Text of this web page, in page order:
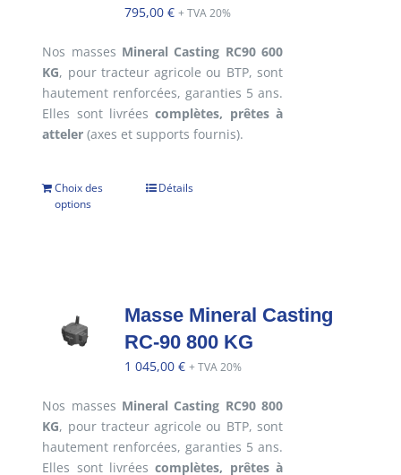
795,00€ + TVA 20%
Nos masses Mineral Casting RC90 600
KG, pour tracteur agricole ou BTP, sont
hautement renforcées, garanties 5 ans.
Elles sont livréescomplètes, prêtes à
atteler (axes et supports fournis).
Choix des
options
Détails
Masse Mineral Casting
RC-90 800 KG
1 045,00€ + TVA 20%
Nos masses Mineral Casting RC90 800
KG, pour tracteur agricole ou BTP, sont
hautement renforcées, garanties 5 ans.
Elles sont livréescomplètes, prêtes à